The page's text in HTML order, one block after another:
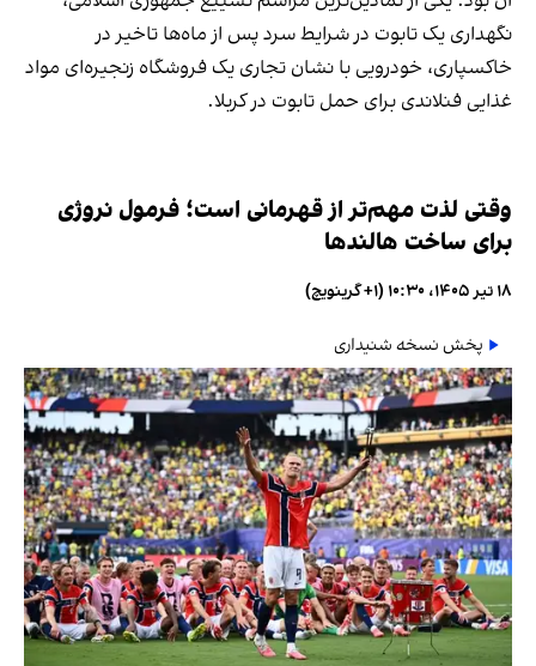
نگهداری یک تابوت در شرایط سرد پس از ماه‌ها تاخیر در
خاکسپاری، خودرویی با نشان تجاری یک فروشگاه زنجیره‌ای مواد
غذایی فنلاندی برای حمل تابوت در کربلا.
وقتی لذت مهم‌تر از قهرمانی است؛ فرمول نروژی
برای ساخت هالندها
۱۸ تیر ۱۴۰۵، ۱۰:۳۰ (‎+۱ گرینویچ)
پخش نسخه شنیداری